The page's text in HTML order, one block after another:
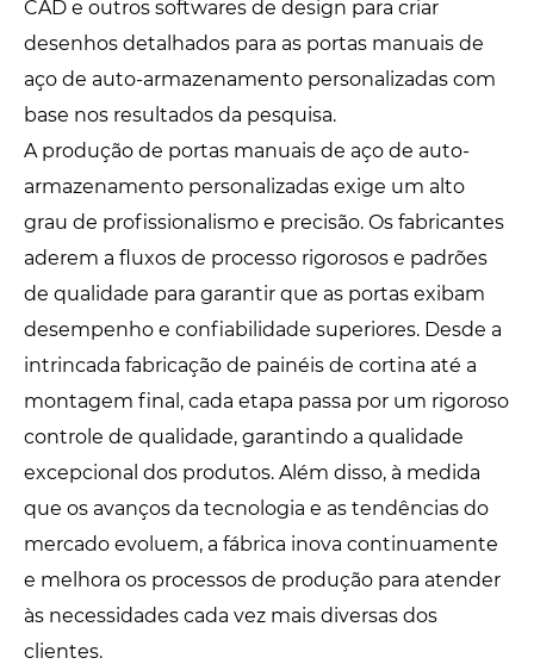
CAD e outros softwares de design para criar
desenhos detalhados para as portas manuais de
aço de auto-armazenamento personalizadas com
base nos resultados da pesquisa.
A produção de portas manuais de aço de auto-
armazenamento personalizadas exige um alto
grau de profissionalismo e precisão. Os fabricantes
aderem a fluxos de processo rigorosos e padrões
de qualidade para garantir que as portas exibam
desempenho e confiabilidade superiores. Desde a
intrincada fabricação de painéis de cortina até a
montagem final, cada etapa passa por um rigoroso
controle de qualidade, garantindo a qualidade
excepcional dos produtos. Além disso, à medida
que os avanços da tecnologia e as tendências do
mercado evoluem, a fábrica inova continuamente
e melhora os processos de produção para atender
às necessidades cada vez mais diversas dos
clientes.